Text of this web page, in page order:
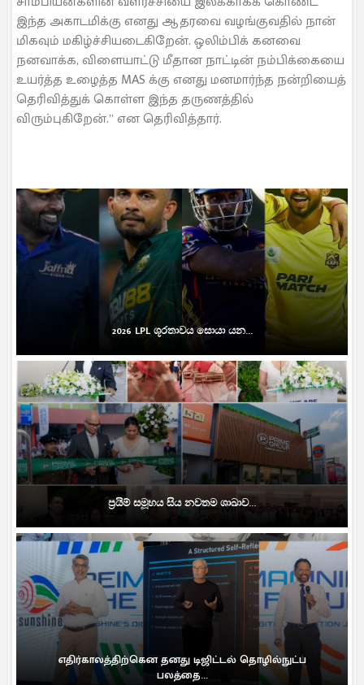
இந்த அகாடமிக்கு எனது ஆதரவை வழங்குவதில் நான்
மிகவும் மகிழ்ச்சியடைகிறேன். ஒலிம்பிக் கனவை
நனவாக்க, விளையாட்டு மீதான நாட்டின் நம்பிக்கையை
உயர்த்த உழைத்த MAS க்கு எனது மனமார்ந்த நன்றியைத்
தெரிவித்துக் கொள்ள இந்த தருணத்தில்
விரும்புகிறேன்.” என தெரிவித்தார்.
2026 LPL ශූරතාවය සොයා යන...
ප්‍රයිම් සමූහය සිය නවතම ශාඛාව...
எதிர்காலத்திற்கென தனது டிஜிட்டல் தொழில்நுட்ப
பலத்தை...